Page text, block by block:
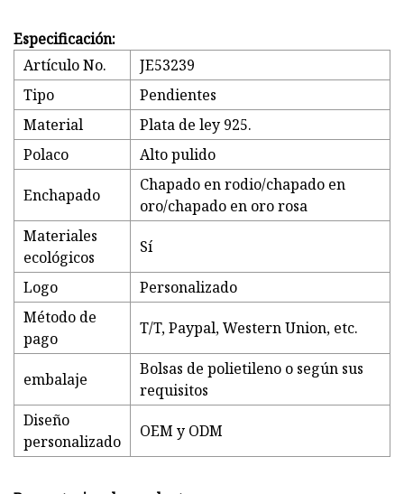
Especificación:
Artículo No.
JE53239
Tipo
Pendientes
Material
Plata de ley 925.
Polaco
Alto pulido
Enchapado
Chapado en rodio/chapado en
oro/chapado en oro rosa
Materiales
ecológicos
Sí
Logo
Personalizado
Método de
pago
T/T, Paypal, Western Union, etc.
embalaje
Bolsas de polietileno o según sus
requisitos
Diseño
personalizado
OEM y ODM